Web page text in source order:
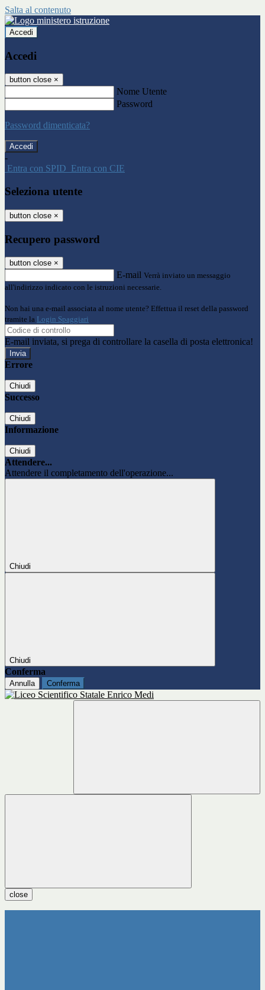
Salta al contenuto
Accedi
Accedi
button close ×
Nome Utente
Password
Password dimenticata?
-
Entra con SPID Entra con CIE
Seleziona utente
button close ×
Recupero password
button close ×
E-mail Verrà inviato un messaggio
all'indirizzo indicato con le istruzioni necessarie.
Non hai una e-mail associata al nome utente? Effettua il reset della password
tramite la Login Spaggiari
E-mail inviata, si prega di controllare la casella di posta elettronica!
Errore
Chiudi
Successo
Chiudi
Informazione
Chiudi
Attendere...
Attendere il completamento dell'operazione...
Chiudi
Chiudi
Conferma
Annulla Conferma
close